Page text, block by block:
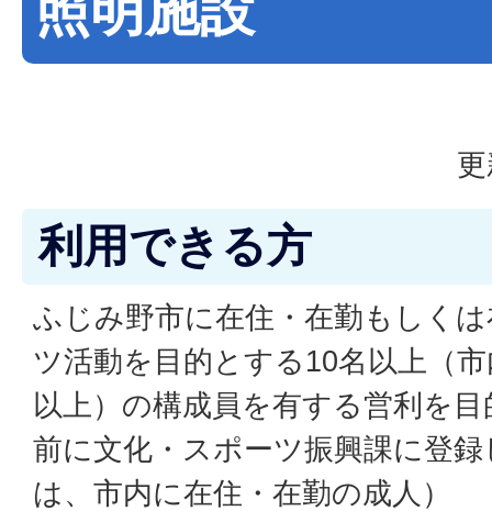
利用できる方
ふじみ野市に在住・在勤もしく
ツ活動を目的とする10名以上（
以上）の構成員を有する営利を
前に文化・スポーツ振興課に登
は、市内に在住・在勤の成人）